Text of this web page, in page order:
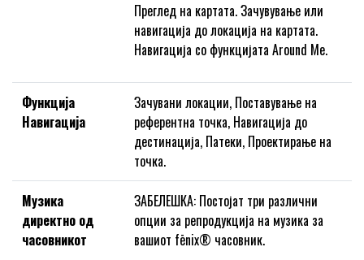
Преглед на картата. Зачувување или
навигација до локација на картата.
Навигација со функцијата Around Me.
Функција
Навигација
Зачувани локации, Поставување на
референтна точка, Навигација до
дестинација, Патеки, Проектирање на
точка.
Музика
директно од
часовникот
ЗАБЕЛЕШКА: Постојат три различни
опции за репродукција на музика за
вашиот fēnix® часовник.